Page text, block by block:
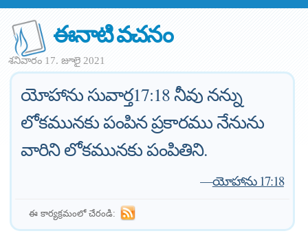
ఈనాటి వచనం
శనివారం 17. జూలై 2021
యోహాను సువార్త17:18 నీవు నన్ను
లోకమునకు పంపిన ప్రకారము నేనును
వారిని లోకమునకు పంపితిని.
—యోహాను 17:18
ఈ కార్యక్రమంలో చేరండి: